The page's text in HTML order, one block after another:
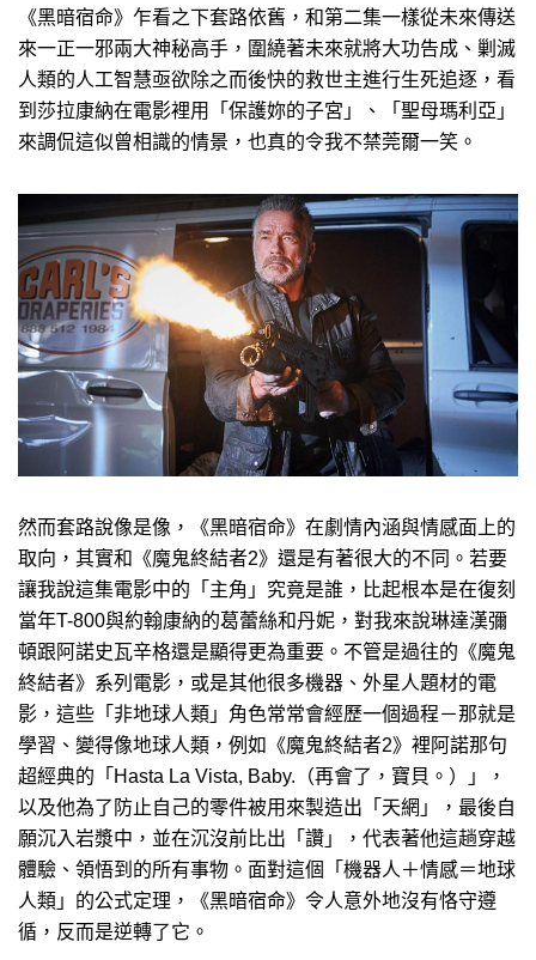
《黑暗宿命》乍看之下套路依舊，和第二集一樣從未來傳送
來一正一邪兩大神秘高手，圍繞著未來就將大功告成、剿滅
人類的人工智慧亟欲除之而後快的救世主進行生死追逐，看
到莎拉康納在電影裡用「保護妳的子宮」、「聖母瑪利亞」
來調侃這似曾相識的情景，也真的令我不禁莞爾一笑。
然而套路說像是像，《黑暗宿命》在劇情內涵與情感面上的
取向，其實和《魔鬼終結者2》還是有著很大的不同。若要
讓我說這集電影中的「主角」究竟是誰，比起根本是在復刻
當年T-800與約翰康納的葛蕾絲和丹妮，對我來說琳達漢彌
頓跟阿諾史瓦辛格還是顯得更為重要。不管是過往的《魔鬼
終結者》系列電影，或是其他很多機器、外星人題材的電
影，這些「非地球人類」角色常常會經歷一個過程－那就是
學習、變得像地球人類，例如《魔鬼終結者2》裡阿諾那句
超經典的「Hasta La Vista, Baby.（再會了，寶貝。）」，
以及他為了防止自己的零件被用來製造出「天網」，最後自
願沉入岩漿中，並在沉沒前比出「讚」，代表著他這趟穿越
體驗、領悟到的所有事物。面對這個「機器人＋情感＝地球
人類」的公式定理，《黑暗宿命》令人意外地沒有恪守遵
循，反而是逆轉了它。